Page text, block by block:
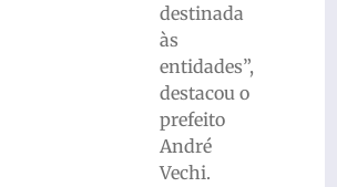
destinada
às
entidades”,
destacou o
prefeito
André
Vechi.